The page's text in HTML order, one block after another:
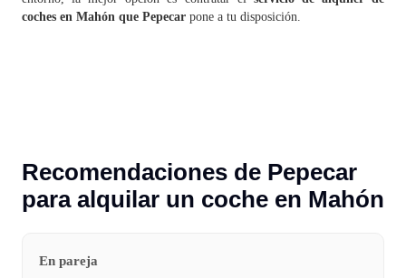
coches en Mahón que Pepecar pone a tu disposición.
Recomendaciones de Pepecar
para alquilar un coche en Mahón
En pareja